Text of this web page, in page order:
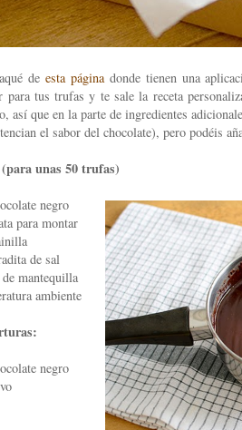
de esta páginadonde tienen una
para tus trufas y te sale la receta
así que en la parte de ingredientes
el sabor del chocolate), pero podéis
unas 50 trufas)
negro
para montar
de sal
mantequilla
ambiente
negro